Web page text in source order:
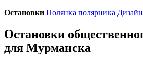
Остановки Полянка полярника
Остановки
для Мурманска